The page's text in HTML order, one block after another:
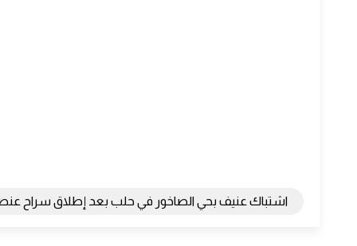
اشتباك عنيف بحي الصاخور في حلب بعد إطلاق سراح